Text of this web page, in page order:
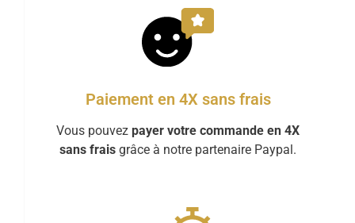
Paiement en 4X sans frais
Vous pouvez payer votre commande en 4X
sans frais grâce à notre partenaire Paypal.